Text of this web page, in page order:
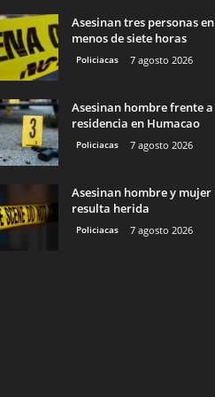
Asesinan tres personas en
menos de siete horas
Policiacas 7 agosto 2026
Asesinan hombre frente a
residencia en Humacao
Policiacas 7 agosto 2026
Asesinan hombre y mujer
resulta herida
Policiacas 7 agosto 2026